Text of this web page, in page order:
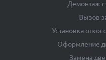
Демонтаж
Вызов
Установка
Оформление
Замена